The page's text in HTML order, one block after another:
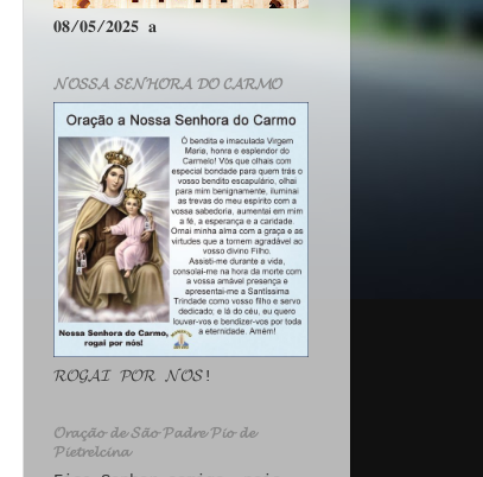
𝟎𝟖/𝟎𝟓/𝟐𝟎𝟐𝟓 𝐚
𝓝𝓞𝓢𝓢𝓐 𝓢𝓔𝓝𝓗𝓞𝓡𝓐 𝓓𝓞 𝓒𝓐𝓡𝓜𝓞
𝓡𝓞𝓖𝓐𝓘 𝓟𝓞𝓡 𝓝𝓞́𝓢!
𝓞𝓻𝓪𝓬̧𝓪̃𝓸 𝓭𝓮 𝓢𝓪̃𝓸 𝓟𝓪𝓭𝓻𝓮 𝓟𝓲𝓸 𝓭𝓮
𝓟𝓲𝓮𝓽𝓻𝓮𝓵𝓬𝓲𝓷𝓪